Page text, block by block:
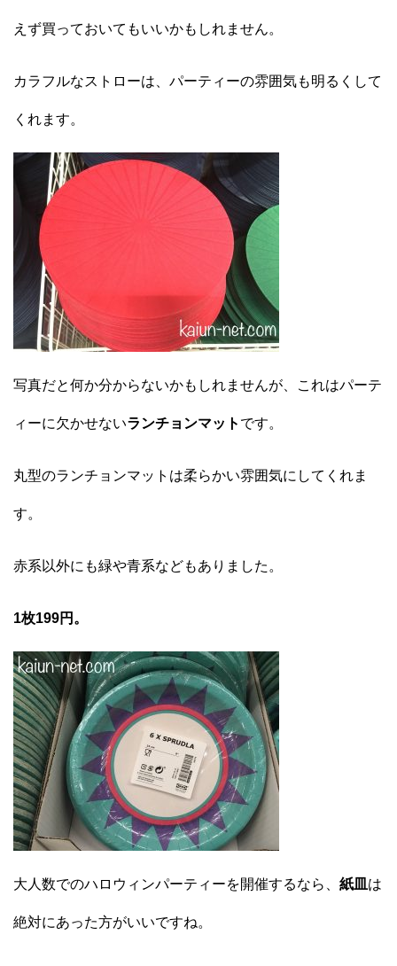
えず買っておいてもいいかもしれません。
カラフルなストローは、パーティーの雰囲気も明るくして
くれます。
写真だと何か分からないかもしれませんが、これはパーテ
ィーに欠かせないランチョンマット です。
丸型のランチョンマットは柔らかい雰囲気にしてくれま
す。
赤系以外にも緑や青系などもありました。
1枚199円。
大人数でのハロウィンパーティーを開催するなら、 紙皿 は
絶対にあった方がいいですね。